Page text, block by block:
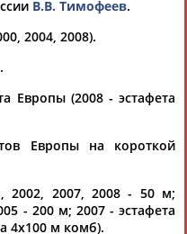
Ростом
АБАШИДЗЕ
В.В. Тимофеев.
2004, 2008).
Европы (2008 - эстафета
Европы на короткой
2002, 2007, 2008 - 50 м;
- 200 м; 2007 - эстафета
4х100 м комб).